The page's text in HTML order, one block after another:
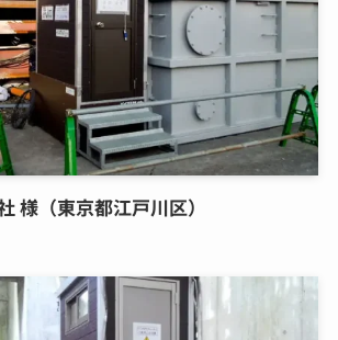
様（東京都江戸川区）